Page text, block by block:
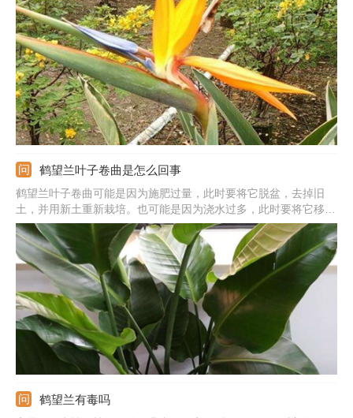
合理施肥，每隔两周施次稀薄的液肥，花期前后增施肥料。温度维
持在15-25℃左右，冬季要高于5℃。
鹤望兰叶子卷曲是怎么回事
鹤望兰叶子卷曲可能是因为施肥过量，此时要将它脱盆，去掉旧
土，并用新土重新栽培。也可能是因为浇水过多，此时要将它移到
一个通风的地方，等花土晾干后，再重新养护。还可能是因为光照
太强，此时要准备一张遮光网，在有强光时为它遮光。
鹤望兰有毒吗